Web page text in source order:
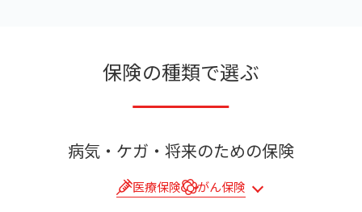
保険の種類で選ぶ
病気・ケガ・将来のための保険
医療保険 がん保険